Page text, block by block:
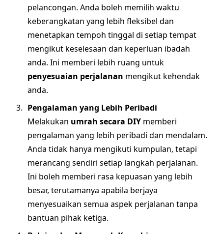
pelancongan. Anda boleh memilih waktu
keberangkatan yang lebih fleksibel dan
menetapkan tempoh tinggal di setiap tempat
mengikut keselesaan dan keperluan ibadah
anda. Ini memberi lebih ruang untuk
penyesuaian perjalanan mengikut kehendak
anda.
Pengalaman yang Lebih Peribadi
Melakukan umrah secara DIY memberi
pengalaman yang lebih peribadi dan mendalam.
Anda tidak hanya mengikuti kumpulan, tetapi
merancang sendiri setiap langkah perjalanan.
Ini boleh memberi rasa kepuasan yang lebih
besar, terutamanya apabila berjaya
menyesuaikan semua aspek perjalanan tanpa
bantuan pihak ketiga.